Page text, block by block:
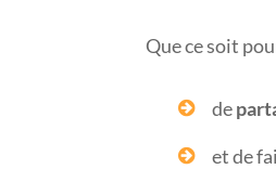
Que ce soit
de
et de